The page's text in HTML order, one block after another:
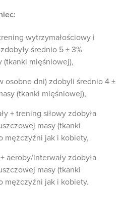
wytrzymałościowy i
średnio 5 ± 3%
(tkanki mięśniowej),
osobne dni) zdobyli średnio 4 ±
(tkanki mięśniowej),
+ trening siłowy zdobyła
masy (tkanki
mężczyźni jak i kobiety,
aeroby/interwały zdobyła
masy (tkanki
mężczyźni jak i kobiety.